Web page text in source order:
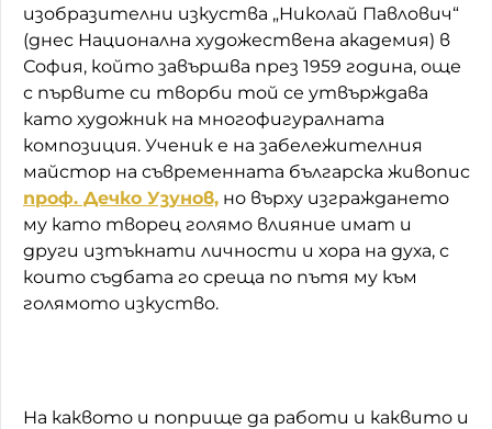
изобразителни изкуства „Николай Павлович“
(днес Национална художествена академия) в
София, който завършва през 1959 година, още
с първите си творби той се утвърждава
като художник на многофигуралната
композиция. Ученик е на забележителния
майстор на съвременната българска живопис
проф. Дечко Узунов, но върху изграждането
му като творец голямо влияние имат и
други изтъкнати личности и хора на духа, с
които съдбата го среща по пътя му към
голямото изкуство.
На каквото и поприще да работи и каквито и